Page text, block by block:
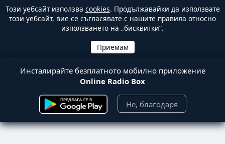
Този уебсайт използва cookies. Продължавайки да използвате
този уебсайт, вие се съгласявате с нашите правила относно
използването на „бисквитки“.
Инсталирайте безплатното мобилно приложение
Online Radio Box
Не, благодаря